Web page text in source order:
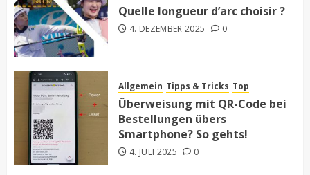
Quelle longueur d’arc choisir ?
4. DEZEMBER 2025 0
Allgemein Tipps & Tricks Top
Überweisung mit QR-Code bei
Bestellungen übers
Smartphone? So gehts!
4. JULI 2025 0